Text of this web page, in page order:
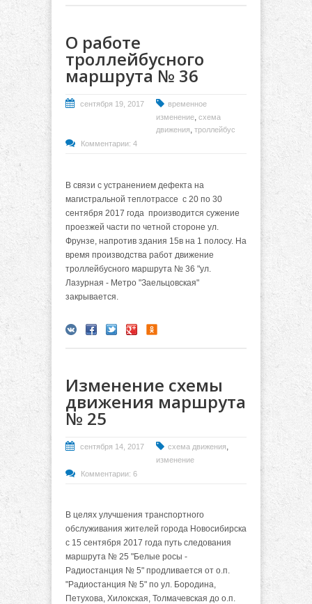
О работе
троллейбусного
маршрута № 36
сентября 19, 2017
временное
изменение, схема
движения, троллейбус
Комментарии: 4
В связи с устранением дефекта на
магистральной теплотрассе с 20 по 30
сентября 2017 года производится сужение
проезжей части по четной стороне ул.
Фрунзе, напротив здания 15в на 1 полосу. На
время производства работ движение
троллейбусного маршрута № 36 "ул.
Лазурная - Метро "Заельцовская"
закрывается.
Изменение схемы
движения маршрута
№ 25
сентября 14, 2017 схема движения
изменение
Комментарии: 6
В целях улучшения транспортного
обслуживания жителей города Новосибирска
с 15 сентября 2017 года путь следования
маршрута № 25 "Белые росы -
Радиостанция № 5" продливается от о.п.
"Радиостанция № 5" по ул. Бородина,
Петухова, Хилокская, Толмачевская до о.п.